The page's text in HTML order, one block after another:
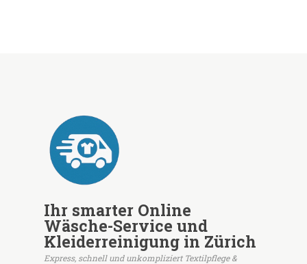
Ihr smarter Online
Wäsche-Service und
Kleiderreinigung in Zürich
Express, schnell und unkompliziert Textilpflege &